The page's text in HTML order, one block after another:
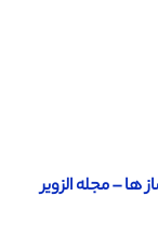
– مجله الزویر